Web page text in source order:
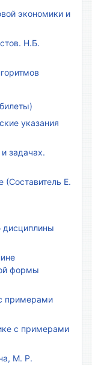
экономики и
Н.Б.
указания
задачах.
(Составитель Е.
дисциплины
формы
примерами
с примерами
М. Р.